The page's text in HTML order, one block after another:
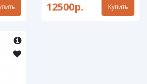
12500р. Купить